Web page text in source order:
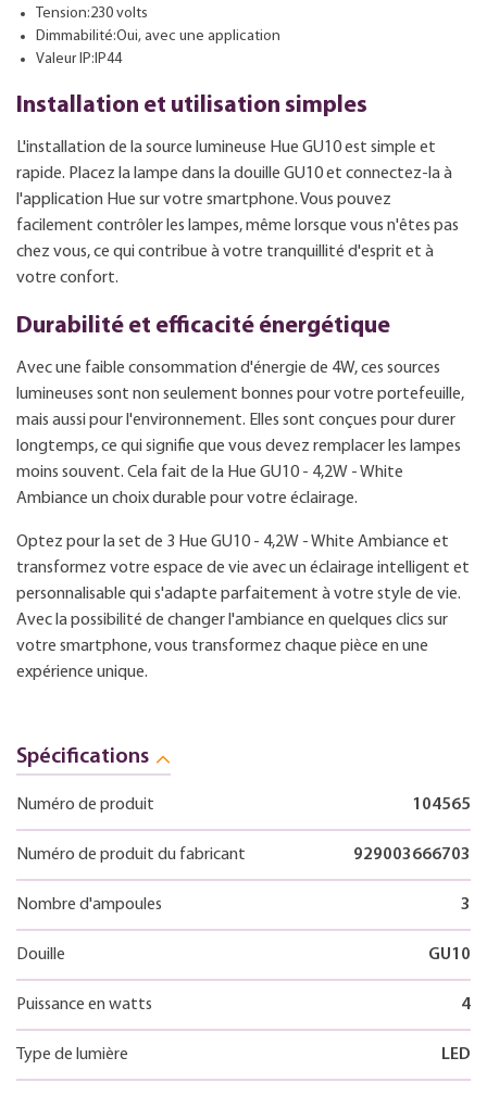
Tension:230 volts
Dimmabilité:Oui, avec une application
Valeur IP:IP44
Installation et utilisation simples
L'installation de la source lumineuse Hue GU10 est simple et
rapide. Placez la lampe dans la douille GU10 et connectez-la à
l'application Hue sur votre smartphone. Vous pouvez
facilement contrôler les lampes, même lorsque vous n'êtes pas
chez vous, ce qui contribue à votre tranquillité d'esprit et à
votre confort.
Durabilité et efficacité énergétique
Avec une faible consommation d'énergie de 4W, ces sources
lumineuses sont non seulement bonnes pour votre portefeuille,
mais aussi pour l'environnement. Elles sont conçues pour durer
longtemps, ce qui signifie que vous devez remplacer les lampes
moins souvent. Cela fait de la Hue GU10 - 4,2W - White
Ambiance un choix durable pour votre éclairage.
Optez pour la set de 3 Hue GU10 - 4,2W - White Ambiance et
transformez votre espace de vie avec un éclairage intelligent et
personnalisable qui s'adapte parfaitement à votre style de vie.
Avec la possibilité de changer l'ambiance en quelques clics sur
votre smartphone, vous transformez chaque pièce en une
expérience unique.
Spécifications
Numéro de produit 104565
Numéro de produit du fabricant 929003666703
Nombre d'ampoules 3
Douille GU10
Puissance en watts 4
Type de lumière LED